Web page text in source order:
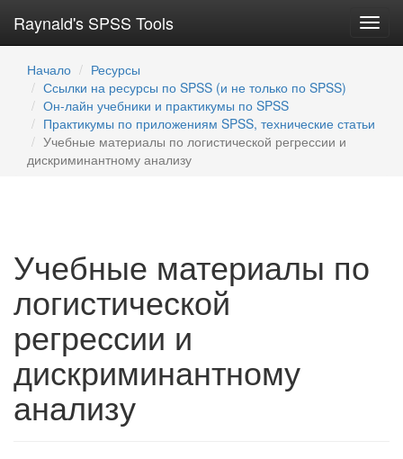
Raynald's SPSS Tools
Начало
Ресурсы
Ссылки на ресурсы по SPSS (и не только по SPSS)
Он-лайн учебники и практикумы по SPSS
Практикумы по приложениям SPSS, технические статьи
Учебные материалы по логистической регрессии и
дискриминантному анализу
Учебные материалы по
логистической
регрессии и
дискриминантному
анализу